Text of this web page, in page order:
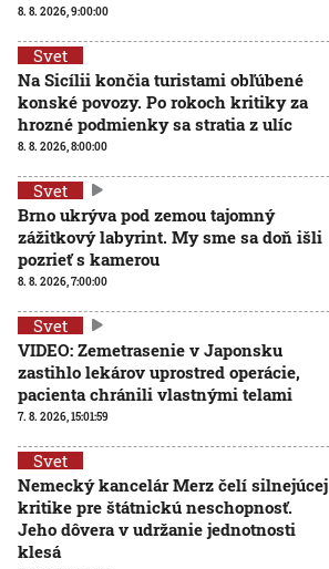
8. 8. 2026, 9:00:00
Svet
Na Sicílii končia turistami obľúbené
konské povozy. Po rokoch kritiky za
hrozné podmienky sa stratia z ulíc
8. 8. 2026, 8:00:00
Svet
Brno ukrýva pod zemou tajomný
zážitkový labyrint. My sme sa doň išli
pozrieť s kamerou
8. 8. 2026, 7:00:00
Svet
VIDEO: Zemetrasenie v Japonsku
zastihlo lekárov uprostred operácie,
pacienta chránili vlastnými telami
7. 8. 2026, 15:01:59
Svet
Nemecký kancelár Merz čelí silnejúcej
kritike pre štátnickú neschopnosť.
Jeho dôvera v udržanie jednotnosti
klesá